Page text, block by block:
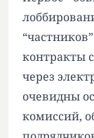
контракты
через
очевидны
комиссий,